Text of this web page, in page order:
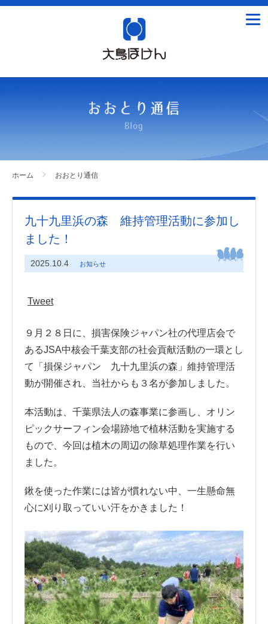
ホーム おおとり通信
九十九里浜の森 維持管理活動に参加し
ました！
2025.10.4 お知らせ
Tweet
９月２８日に、損害保険ジャパン社の代理店会で
あるJSA中核会千葉支部の社会貢献活動の一環とし
て「損保ジャパン 九十九里浜の森」維持管理活
動が開催され、当社からも３名が参加しました。
本活動は、千葉県法人の森事業に参画し、オリン
ピックサーフィン会場跡地で植林活動を実施する
もので、今回は植木の周辺の除草処理作業を行い
ました。
鍬を使った作業には皆が慣れない中、一生懸命無
心に刈り取っていい汗をかきました！